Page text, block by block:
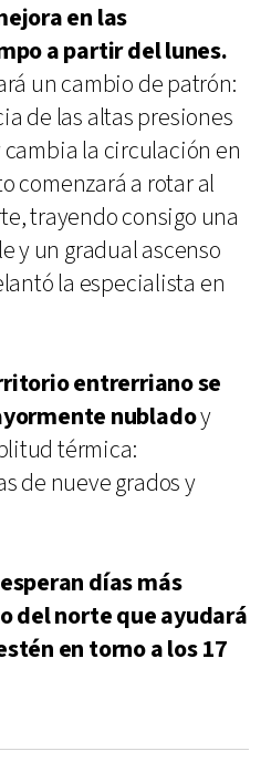
en las
a partir del lunes.
un cambio de patrón:
de las altas presiones
cambia la circulación en
comenzará a rotar al
trayendo consigo una
y un gradual ascenso
la especialista en
entrerriano se
nubladoy
térmica:
de nueve grados y
días más
del norte que ayudará
en torno a los 17